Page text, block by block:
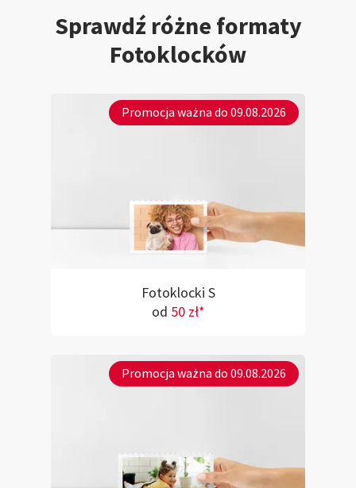
Sprawdź różne formaty
Fotoklocków
Promocja ważna do 09.08.2026
Fotoklocki S
od 50 zł*
Promocja ważna do 09.08.2026